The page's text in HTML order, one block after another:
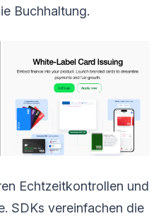
Buchhaltung.
Echtzeitkontrollen und
SDKs vereinfachen die